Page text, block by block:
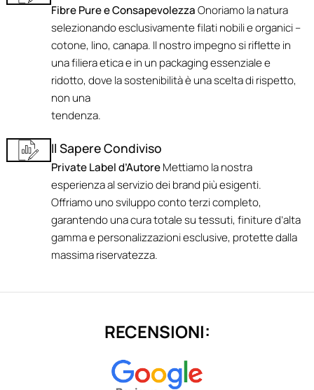
Fibre Pure e ConsapevolezzaOnoriamo la natura
selezionando esclusivamente filati nobili e organici –
cotone, lino, canapa. Il nostro impegno si riflette in
una filiera etica e in un packaging essenziale e
ridotto, dove la sostenibilità è una scelta di rispetto,
non una
tendenza.
Il Sapere Condiviso
Private Label d’AutoreMettiamo la nostra
esperienza al servizio dei brand più esigenti.
Offriamo uno sviluppo conto terzi completo,
garantendo una cura totale su tessuti, finiture d’alta
gamma e personalizzazioni esclusive, protette dalla
massima riservatezza.
RECENSIONI: